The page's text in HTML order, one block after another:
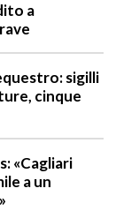
a
sigilli
cinque
«Cagliari
a un